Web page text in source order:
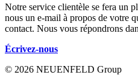
Notre service clientèle se fera un
nous un e-mail à propos de votre
contact. Nous vous répondrons
Écrivez-nous
© 2026 NEUENFELD Group